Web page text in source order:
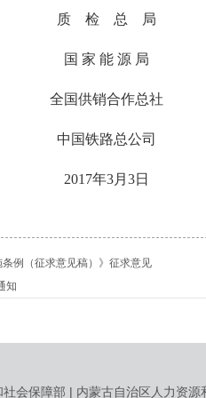
质 检 总 局
国 家 能 源 局
全国供销合作总社
中国铁路总公司
2017年3月3日
条例（征求意见稿）》征求意见
知
会保障部 | 内蒙古自治区人力资源